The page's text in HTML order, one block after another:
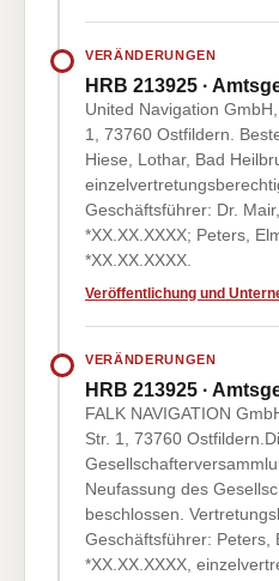
VERÄNDERUNGEN
HRB 213925 ·
United Navigation
1, 73760 Ostfildern.
Hiese, Lothar, Bad
Geschäftsführer: Dr.
*XX.XX.XXXX; Peters,
*XX.XX.XXXX.
Veröffentlichung und
VERÄNDERUNGEN
HRB 213925 ·
FALK NAVIGATION
Str. 1, 73760
Neufassung des
beschlossen.
Geschäftsführer: Peters,
*XX.XX.XXXX,